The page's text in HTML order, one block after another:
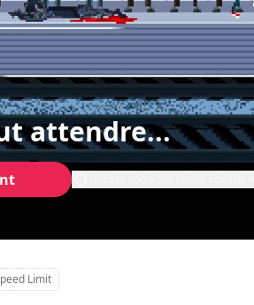
attendre...
Limit